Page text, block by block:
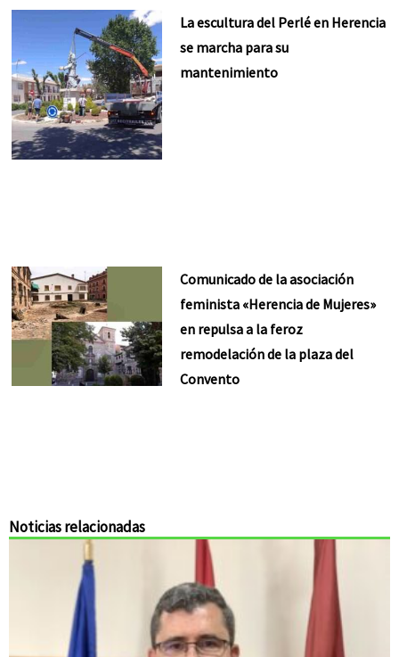
La escultura del Perlé en Herencia
se marcha para su
mantenimiento
Comunicado de la asociación
feminista «Herencia de Mujeres»
en repulsa a la feroz
remodelación de la plaza del
Convento
Noticias relacionadas